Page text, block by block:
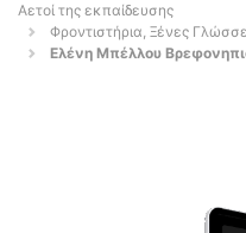
Αετοί της εκπαίδευσης
Φροντιστήρια, Ξένες
Ελένη Μπέλλου